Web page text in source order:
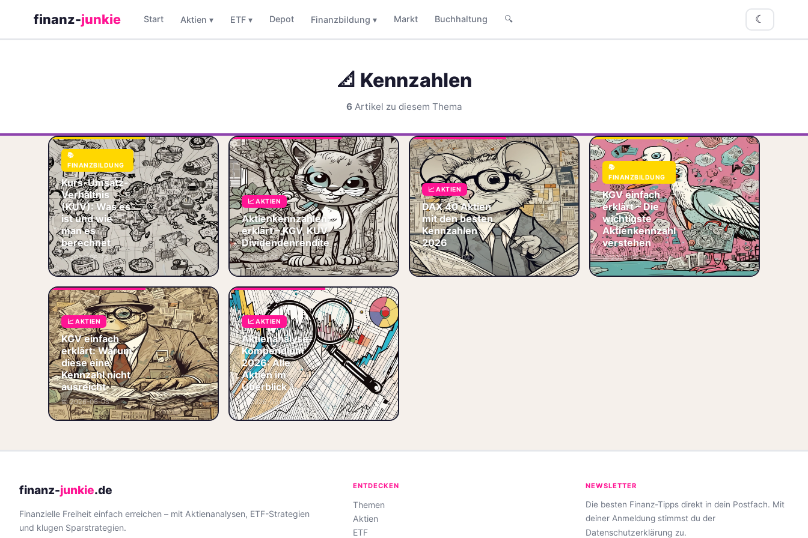
finanz-junkie Start Aktien ▾ ETF ▾ Depot Finanzbildung ▾ Markt Buchhaltung 🔍 ☾
📐 Kennzahlen
6Artikel zu diesem Thema
📚
FINANZBILDUNG
Kurs-Umsatz-
Verhältnis
(KUV): Was es
ist und wie
man es
berechnet
📅 2026-06-13
KUV (Kurs-Umsatz-
Verhältnis) 2026:
Berechnung,
Beispiele Nvidia
~18, SAP ~5, Tesla
~7 – Faustregeln
und Grenzen der
Kenn
📐 KUV
📐 Kennzahlen
📊 Aktienanalyse
⚖️ Bewertung
📈 AKTIEN
Aktienkennzahlen
erklärt – KGV, KUV,
Dividendenrendite
📅 2026-06-13
KGV, KUV,
Dividendenrendite
einfach erklärt –
inklusive aktueller
2026-Werte für
DAX und S&P
500.
📏 KGV
📐 KUV
💰 Dividende
📐 Kennzahlen
📈 AKTIEN
DAX 40 Aktien
mit den besten
Kennzahlen
2026
📅 2026-06-04
DAX 40 Aktien mit
den besten
Kennzahlen 2025 –
Woran machst du
dein Geld fest?
Wenn du nach DAX
40 Aktien mit den
besten
🏷️ DAX
📊 Aktienanalyse
📐 Kennzahlen
🏷️ Deutschland
📚
FINANZBILDUNG
KGV einfach
erklärt – Die
wichtigste
Aktienkennzahl
verstehen
📅 2026-06-04
KGV einf&auml;ch
erkl&auml;rt – Die
wichtigste
Aktienkennzahl
verstehen Du willst
in Aktien
investieren, &o
📚 Finanzbildung
📏 KGV
📐 Kennzahlen
🚀 Einsteiger
📈 AKTIEN
KGV einfach
erklärt: Warum
diese eine
Kennzahl nicht
ausreicht
📅 2026-06-05
KGV einfach erklärt:
Verstehe, warum
das KGV allein nicht
reicht und lerne, es
mit KUV, KBV & Co
zu kombinieren – je
📏 KGV
📐 Kennzahlen
⚖️ Bewertung
📊 Aktienanalyse
📈 AKTIEN
Aktienanalyse-
Kompendium
2026: Alle
Aktien im
Überblick
📅 2026-06-19
Das ultimative
Aktienanalyse-
Kompendium 2026:
Alle 28
Aktienanalysen,
Kennzahlen wie KGV
und KUV,
Dividendenstrategien,
🏷️ Aktien
📊 Aktienanalyse
🏷️ DAX
💻 Tech-Aktien
finanz-junkie.de
Finanzielle Freiheit einfach erreichen – mit Aktienanalysen, ETF-Strategien
und klugen Sparstrategien.
ENTDECKEN
Themen
Aktien
ETF
NEWSLETTER
Die besten Finanz-Tipps direkt in dein Postfach. Mit
deiner Anmeldung stimmst du der
Datenschutzerklärung zu.